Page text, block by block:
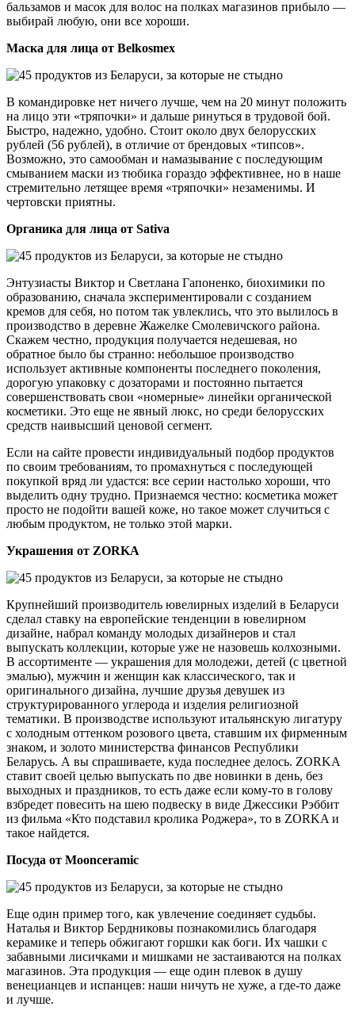
бальзамов и масок для волос на полках магазинов прибыло —
выбирай любую, они все хороши.
Маска для лица от Belkosmex
В командировке нет ничего лучше, чем на 20 минут положить
на лицо эти «тряпочки» и дальше ринуться в трудовой бой.
Быстро, надежно, удобно. Стоит около двух белорусских
рублей (56 рублей), в отличие от брендовых «типсов».
Возможно, это самообман и намазывание с последующим
смыванием маски из тюбика гораздо эффективнее, но в наше
стремительно летящее время «тряпочки» незаменимы. И
чертовски приятны.
Органика для лица от Sativa
Энтузиасты Виктор и Светлана Гапоненко, биохимики по
образованию, сначала экспериментировали с созданием
кремов для себя, но потом так увлеклись, что это вылилось в
производство в деревне Жажелке Смолевичского района.
Скажем честно, продукция получается недешевая, но
обратное было бы странно: небольшое производство
использует активные компоненты последнего поколения,
дорогую упаковку с дозаторами и постоянно пытается
совершенствовать свои «номерные» линейки органической
косметики. Это еще не явный люкс, но среди белорусских
средств наивысший ценовой сегмент.
Если на сайте провести индивидуальный подбор продуктов
по своим требованиям, то промахнуться с последующей
покупкой вряд ли удастся: все серии настолько хороши, что
выделить одну трудно. Признаемся честно: косметика может
просто не подойти вашей коже, но такое может случиться с
любым продуктом, не только этой марки.
Украшения от ZORKA
Крупнейший производитель ювелирных изделий в Беларуси
сделал ставку на европейские тенденции в ювелирном
дизайне, набрал команду молодых дизайнеров и стал
выпускать коллекции, которые уже не назовешь колхозными.
В ассортименте — украшения для молодежи, детей (с цветной
эмалью), мужчин и женщин как классического, так и
оригинального дизайна, лучшие друзья девушек из
структурированного углерода и изделия религиозной
тематики. В производстве используют итальянскую лигатуру
с холодным оттенком розового цвета, ставшим их фирменным
знаком, и золото министерства финансов Республики
Беларусь. А вы спрашиваете, куда последнее делось. ZORKA
ставит своей целью выпускать по две новинки в день, без
выходных и праздников, то есть даже если кому-то в голову
взбредет повесить на шею подвеску в виде Джессики Рэббит
из фильма «Кто подставил кролика Роджера», то в ZORKA и
такое найдется.
Посуда от Moonceramic
Еще один пример того, как увлечение соединяет судьбы.
Наталья и Виктор Бердниковы познакомились благодаря
керамике и теперь обжигают горшки как боги. Их чашки с
забавными лисичками и мишками не застаиваются на полках
магазинов. Эта продукция — еще один плевок в душу
венецианцев и испанцев: наши ничуть не хуже, а где-то даже
и лучше.